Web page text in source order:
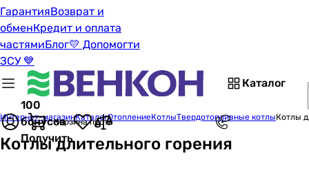
ГарантияВозврат и
обменКредит и оплата
частямиБлог💛 Допомогти
ЗСУ 💙
Каталог
100
бонусов
Получить
Корзина пуста
Интернет-магазинКаталогОтоплениеКотлыТвердотопливные котлыКотлы
Котлы длительного горения